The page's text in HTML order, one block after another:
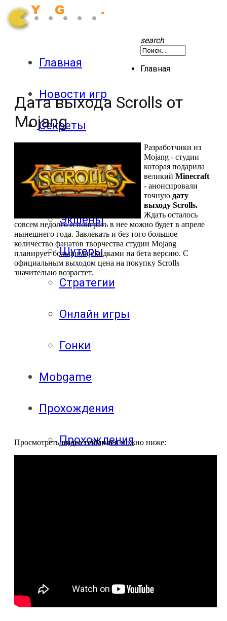
Главная
Новости игр
Секреты
Обзоры
Экшены
Шутеры
Стратегии
Онлайн игры
Гонки
Mobgame
Прохождения
Прохождения
мобильных
search
Главная
Дата выхода Scrolls от
Mojang
Разработчики из
Mojang - студии
которая подарила
великий Minecraft
- анонсировали
точную дату
выходу Scrolls.
Ждать осталось
совсем недолго и поиграть в нее можно будет в апреле
нынешнего года. Завлекать и без того большое
количество фанатов творчества студии Mojang
планирует большими скидками на бета версию. С
официальным выходом цена на покупку Scrolls
значительно возрастет.
Просмотретьвидео геймплеяможно ниже: